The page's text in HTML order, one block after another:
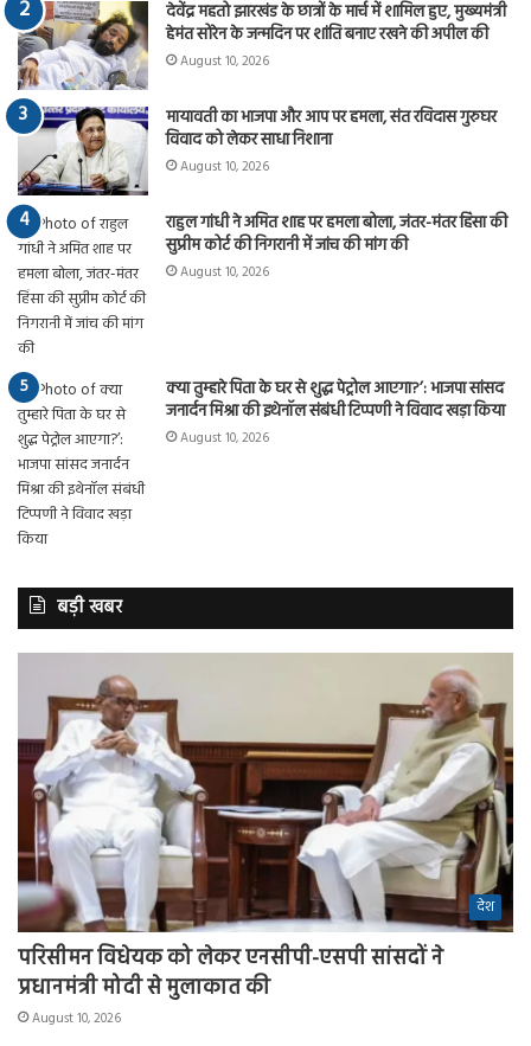
देवेंद्र महतो झारखंड के छात्रों के मार्च में शामिल हुए, मुख्यमंत्री
हेमंत सोरेन के जन्मदिन पर शांति बनाए रखने की अपील की
August 10, 2026
मायावती का भाजपा और आप पर हमला, संत रविदास गुरुघर
विवाद को लेकर साधा निशाना
August 10, 2026
राहुल गांधी ने अमित शाह पर हमला बोला, जंतर-मंतर हिंसा की
सुप्रीम कोर्ट की निगरानी में जांच की मांग की
August 10, 2026
क्या तुम्हारे पिता के घर से शुद्ध पेट्रोल आएगा?’: भाजपा सांसद
जनार्दन मिश्रा की इथेनॉल संबंधी टिप्पणी ने विवाद खड़ा किया
August 10, 2026
बड़ी खबर
देश
परिसीमन विधेयक को लेकर एनसीपी-एसपी सांसदों ने
प्रधानमंत्री मोदी से मुलाकात की
August 10, 2026